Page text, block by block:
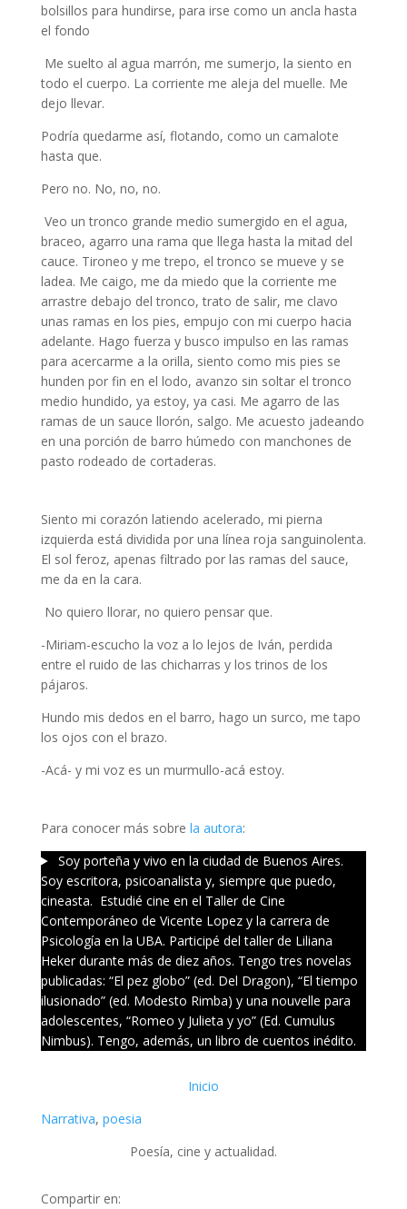
bolsillos para hundirse, para irse como un ancla hasta
el fondo
Me suelto al agua marrón, me sumerjo, la siento en
todo el cuerpo. La corriente me aleja del muelle. Me
dejo llevar.
Podría quedarme así, flotando, como un camalote
hasta que.
Pero no. No, no, no.
Veo un tronco grande medio sumergido en el agua,
braceo, agarro una rama que llega hasta la mitad del
cauce. Tironeo y me trepo, el tronco se mueve y se
ladea. Me caigo, me da miedo que la corriente me
arrastre debajo del tronco, trato de salir, me clavo
unas ramas en los pies, empujo con mi cuerpo hacia
adelante. Hago fuerza y busco impulso en las ramas
para acercarme a la orilla, siento como mis pies se
hunden por fin en el lodo, avanzo sin soltar el tronco
medio hundido, ya estoy, ya casi. Me agarro de las
ramas de un sauce llorón, salgo. Me acuesto jadeando
en una porción de barro húmedo con manchones de
pasto rodeado de cortaderas.
Siento mi corazón latiendo acelerado, mi pierna
izquierda está dividida por una línea roja sanguinolenta.
El sol feroz, apenas filtrado por las ramas del sauce,
me da en la cara.
No quiero llorar, no quiero pensar que.
-Miriam-escucho la voz a lo lejos de Iván, perdida
entre el ruido de las chicharras y los trinos de los
pájaros.
Hundo mis dedos en el barro, hago un surco, me tapo
los ojos con el brazo.
-Acá- y mi voz es un murmullo-acá estoy.
Para conocer más sobre la autora:
Soy porteña y vivo en la ciudad de Buenos Aires.
Soy escritora, psicoanalista y, siempre que puedo,
cineasta. Estudié cine en el Taller de Cine
Contemporáneo de Vicente Lopez y la carrera de
Psicología en la UBA. Participé del taller de Liliana
Heker durante más de diez años. Tengo tres novelas
publicadas: “El pez globo” (ed. Del Dragon), “El tiempo
ilusionado” (ed. Modesto Rimba) y una nouvelle para
adolescentes, “Romeo y Julieta y yo” (Ed. Cumulus
Nimbus). Tengo, además, un libro de cuentos inédito.
Inicio
Narrativa, poesia
Poesía, cine y actualidad.
Compartir en: